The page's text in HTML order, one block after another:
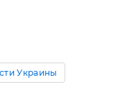
Украины